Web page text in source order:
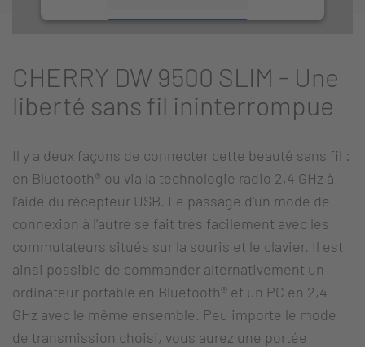
CHERRY DW 9500 SLIM - Une
liberté sans fil ininterrompue
Il y a deux façons de connecter cette beauté sans fil :
en Bluetooth® ou via la technologie radio 2,4 GHz à
l'aide du récepteur USB. Le passage d'un mode de
connexion à l'autre se fait très facilement avec les
commutateurs situés sur la souris et le clavier. Il est
ainsi possible de commander alternativement un
ordinateur portable en Bluetooth® et un PC en 2,4
GHz avec le même ensemble. Peu importe le mode
de transmission choisi, vous aurez une portée